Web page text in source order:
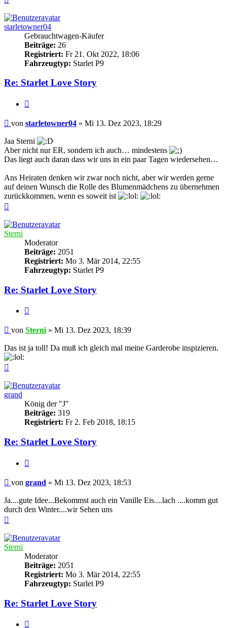
starletowner04
Gebrauchtwagen-Käufer
Beiträge: 26
Registriert: Fr 21. Okt 2022, 18:06
Fahrzeugtyp: Starlet P9
Re: Starlet Love Story
Beitrag
von starletowner04 » Mi 13. Dez 2023, 18:29
Jaa Sterni
Aber nicht nur ER, sondern ich auch… mindestens
Das liegt auch daran dass wir uns in ein paar Tagen wiedersehen…
Ans Heiraten denken wir zwar noch nicht, aber wir werden gerne
auf deinen Wunsch die Rolle des Blumenmädchens zu übernehmen
zurückkommen, wenn es soweit ist
Sterni
Moderator
Beiträge: 2051
Registriert: Mo 3. Mär 2014, 22:55
Fahrzeugtyp: Starlet P9
Re: Starlet Love Story
Beitrag
von Sterni» Mi 13. Dez 2023, 18:39
Das ist ja toll! Da muß ich gleich mal meine Garderobe inspizieren.
grand
König der "J"
Beiträge: 319
Registriert: Fr 2. Feb 2018, 18:15
Re: Starlet Love Story
Beitrag
von grand » Mi 13. Dez 2023, 18:53
Ja....gute Idee...Bekommst auch ein Vanille Eis....lach ....komm gut
durch den Winter....wir Sehen uns
Sterni
Moderator
Beiträge: 2051
Registriert: Mo 3. Mär 2014, 22:55
Fahrzeugtyp: Starlet P9
Re: Starlet Love Story